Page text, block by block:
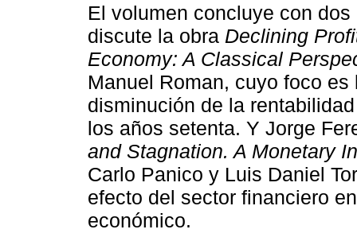
El volumen concluye con
discute la obra Declining
Economy: A Classical
Manuel Roman, cuyo foco
disminución de la
los años setenta. Y Jorge
and Stagnation. A Monetary
Carlo Panico y Luis Daniel
efecto del sector financiero
económico.